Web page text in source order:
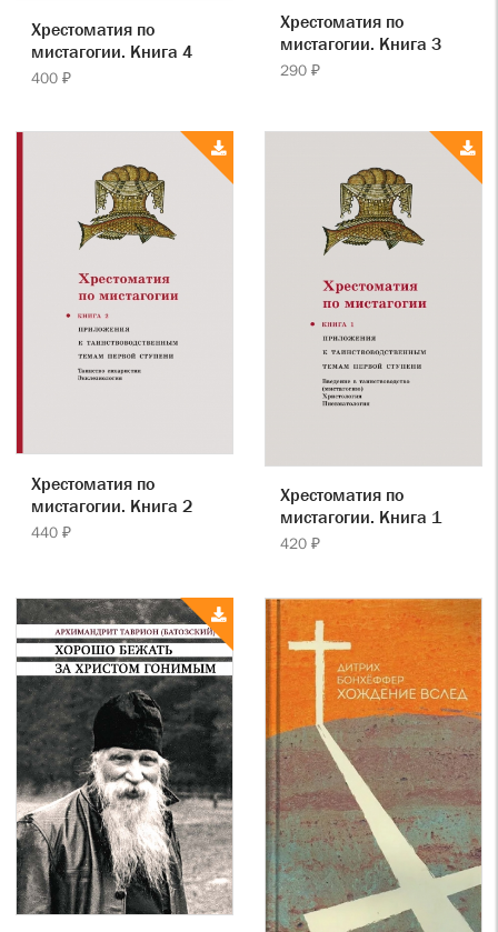
Хрестоматия по
мистагогии. Книга 4
400 ₽
Хрестоматия по
мистагогии. Книга 3
290 ₽
Хрестоматия по
мистагогии. Книга 2
440 ₽
Хрестоматия по
мистагогии. Книга 1
420 ₽